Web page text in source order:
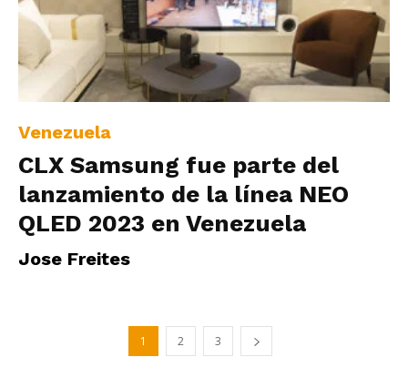
Venezuela
CLX Samsung fue parte del
lanzamiento de la línea NEO
QLED 2023 en Venezuela
Jose Freites
1 2 3